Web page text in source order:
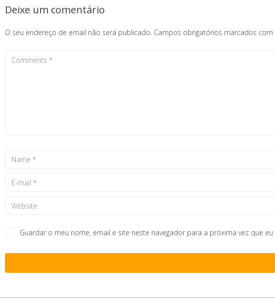
Deixe um comentário
O seu endereço de email não será publicado. Campos obrigatórios marcados com
Guardar o meu nome, email e site neste navegador para a próxima vez que